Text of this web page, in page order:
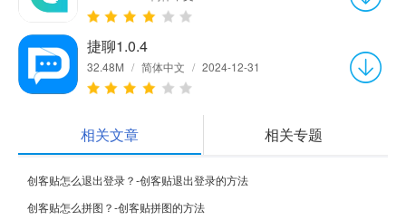
捷聊1.0.4
32.48M / 简体中文 / 2024-12-31
相关文章 相关专题
创客贴怎么退出登录？-创客贴退出登录的方法
创客贴怎么拼图？-创客贴拼图的方法